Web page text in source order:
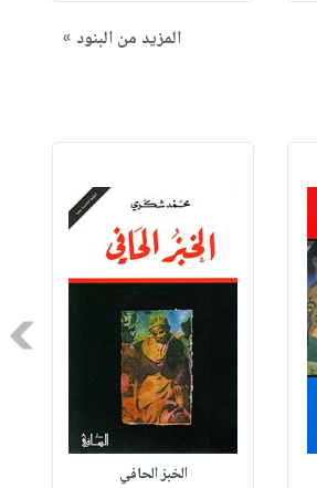
المزيد من البنود »
الخبز الحافي